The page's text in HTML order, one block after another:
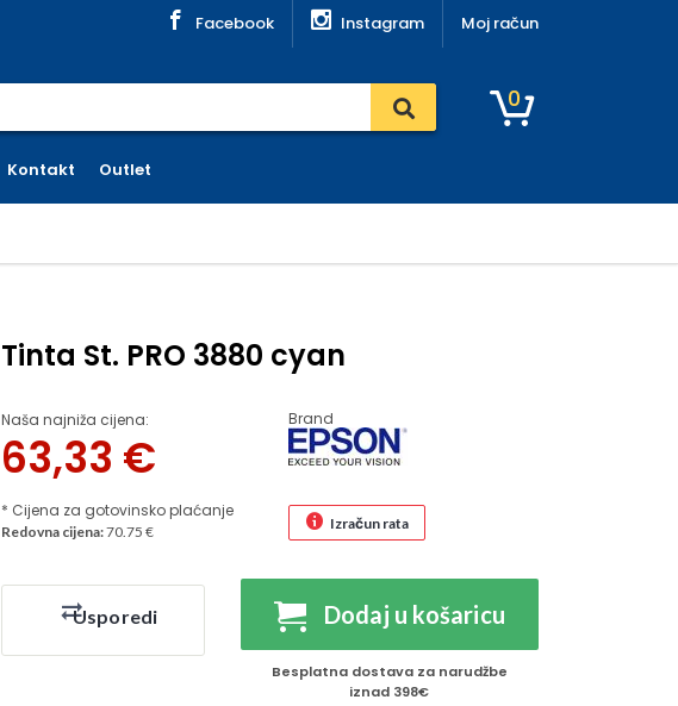
Facebook Instagram Moj račun
0
Kontakt Outlet
Tinta St. PRO 3880 cyan
Naša najniža cijena:
63,33 €
* Cijena za gotovinsko plaćanje
Brand
Redovna cijena:70.75 € Izračun rata
Usporedi Dodaj u košaricu
Besplatna dostava za narudžbe
iznad 398€